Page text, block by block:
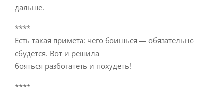
дальше.
****
Есть такая примета: чего боишься — обязательно
сбудется. Вот и решила
бояться разбогатеть и похудеть!
****